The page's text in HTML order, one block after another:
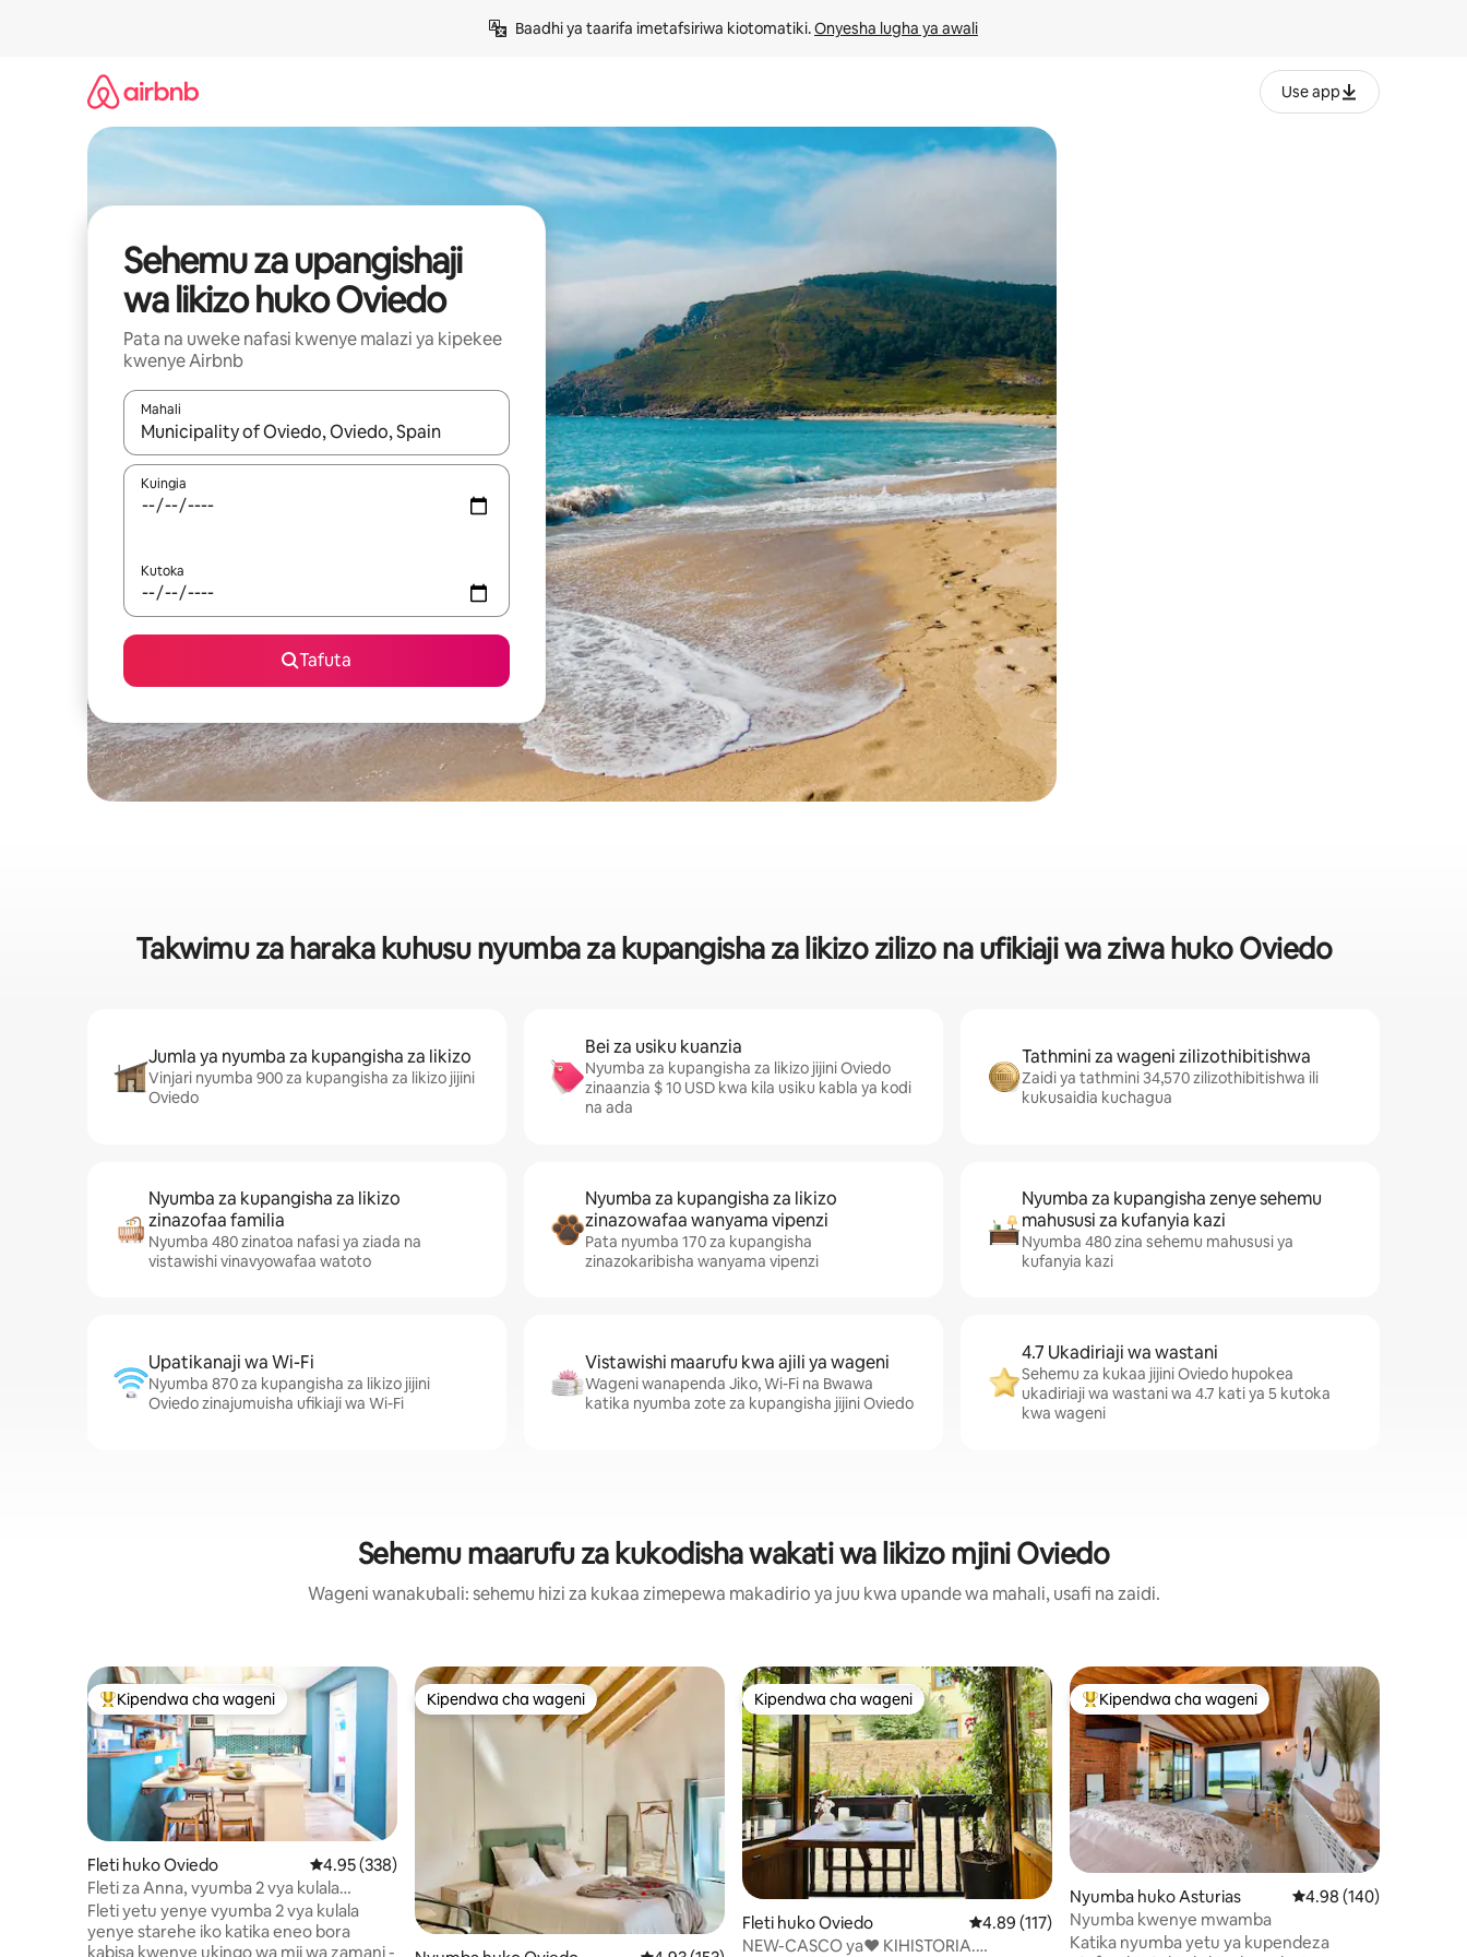
Baadhi ya taarifa imetafsiriwa kiotomatiki. Onyesha lugha ya awali
Use app
Sehemu za upangishaji
wa likizo huko Oviedo
Pata na uweke nafasi kwenye malazi ya kipekee
kwenye Airbnb
Mahali
Wakati matokeo yanapatikana, vinjari kwa kutumia vitufe vya vishale vya juu na chini au uchunguze kwa kugusa au kutelezesha kidole kwenye ishara.
Kuingia
Kutoka
Tafuta
Takwimu za haraka kuhusu nyumba za kupangisha za likizo zilizo na ufikiaji wa ziwa huko Oviedo
Jumla ya nyumba za kupangisha za likizo
Vinjari nyumba 900 za kupangisha za likizo jijini
Oviedo
Bei za usiku kuanzia
Nyumba za kupangisha za likizo jijini Oviedo
zinaanzia $ 10 USD kwa kila usiku kabla ya kodi
na ada
Tathmini za wageni zilizothibitishwa
Zaidi ya tathmini 34,570 zilizothibitishwa ili
kukusaidia kuchagua
Nyumba za kupangisha za likizo
zinazofaa familia
Nyumba 480 zinatoa nafasi ya ziada na
vistawishi vinavyowafaa watoto
Nyumba za kupangisha za likizo
zinazowafaa wanyama vipenzi
Pata nyumba 170 za kupangisha
zinazokaribisha wanyama vipenzi
Nyumba za kupangisha zenye sehemu
mahususi za kufanyia kazi
Nyumba 480 zina sehemu mahususi ya
kufanyia kazi
Upatikanaji wa Wi-Fi
Nyumba 870 za kupangisha za likizo jijini
Oviedo zinajumuisha ufikiaji wa Wi-Fi
Vistawishi maarufu kwa ajili ya wageni
Wageni wanapenda Jiko, Wi-Fi na Bwawa
katika nyumba zote za kupangisha jijini Oviedo
4.7 Ukadiriaji wa wastani
Sehemu za kukaa jijini Oviedo hupokea
ukadiriaji wa wastani wa 4.7 kati ya 5 kutoka
kwa wageni
Sehemu maarufu za kukodisha wakati wa likizo mjini Oviedo
Wageni wanakubali: sehemu hizi za kukaa zimepewa makadirio ya juu kwa upande wa mahali, usafi na zaidi.
Kipendwa maarufu cha wageni
Kipendwa cha wageni
Fleti huko Oviedo Ukadiriaji wa wastani wa 4.95 kati ya 5, tathmini 338
4.95 (338)
Fleti za Anna, vyumba 2 vya kulala
vyenye Baraza na Gereji...
Fleti yetu yenye vyumba 2 vya kulala
yenye starehe iko katika eneo bora
kabisa kwenye ukingo wa mji wa zamani -
Kipendwa cha wageni
Kipendwa cha wageni Kipendwa cha wageni
Kipendwa cha wageni
Fleti huko Oviedo Ukadiriaji wa wastani wa 4.89 kati ya 5, tathmini 117
4.89 (117)
NEW-CASCO ya♥ KIHISTORIA.
Kipendwa maarufu cha wageni
Kipendwa cha wageni
Nyumba huko Asturias Ukadiriaji wa wastani
4.98 (140)
Nyumba kwenye mwamba
Katika nyumba yetu ya kupendeza